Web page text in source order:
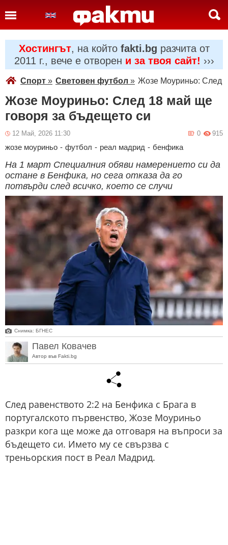
Хостингът, на който fakti.bg разчита от
2011 г., вече е отворен и за твоя сайт! ›››
Спорт » Световен футбол » Жозе Моуриньо: След
Жозе Моуриньо: След 18 май ще
говоря за бъдещето си
12 Май, 2026 11:30 915
0
жозе моуриньо - футбол - реал мадрид - бенфика
На 1 март Специалния обяви намерението си да
остане в Бенфика, но сега отказа да го
потвърди след всичко, което се случи
Снимка: БГНЕС
Павел Ковачев
Автор във Fakti.bg
След равенството 2:2 на Бенфика с Брага в
португалското първенство, Жозе Моуриньо
разкри кога ще може да отговаря на въпроси за
бъдещето си. Името му се свързва с
треньорския пост в Реал Мадрид.